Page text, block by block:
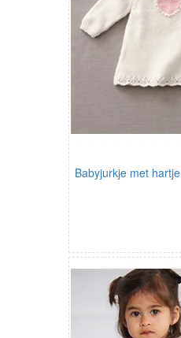
Babyjurkje met hartje